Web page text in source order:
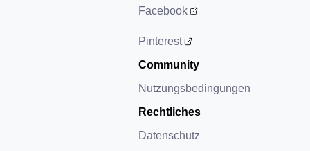
Facebook
Pinterest
Community
Nutzungsbedingungen
Rechtliches
Datenschutz